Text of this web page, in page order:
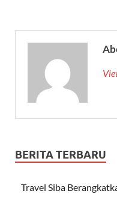
BERITA TERBARU
Travel Siba